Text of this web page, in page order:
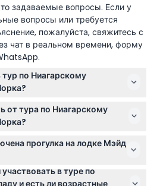
задаваемые вопросы. Если у
вопросы или требуется
пожалуйста, свяжитесь с
чат в реальном времени, форму
по Ниагарскому
тур по
прямо на этом сайте,
дату и опции для
тура по Ниагарскому
трансфер туда и
с гидом по основным точкам,
и остров Луна, а также по
на лодке Мэйд оф зэ Мист,
прогулка на лодке Мэйд
оф зэ Мист обычно
в туре по
и есть ли возрастные